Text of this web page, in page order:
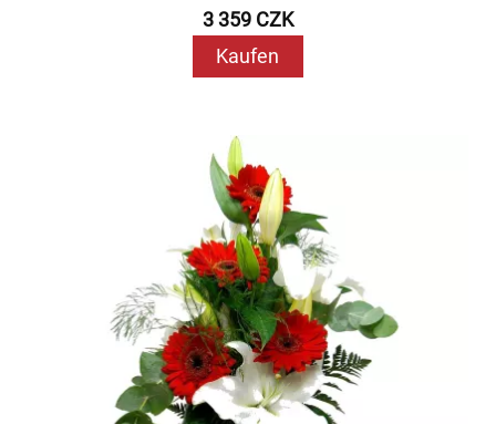
3 359 CZK
Kaufen